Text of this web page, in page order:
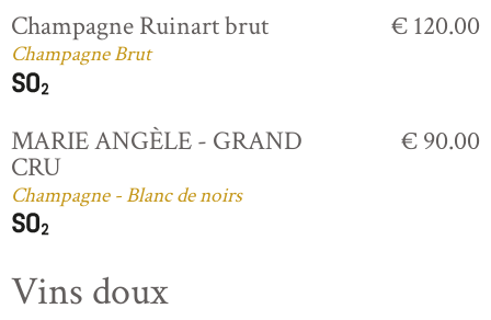
Champagne Ruinart brut
Champagne Brut
€ 120.00
MARIE ANGÈLE - GRAND
CRU
Champagne - Blanc de noirs
€ 90.00
Vins doux